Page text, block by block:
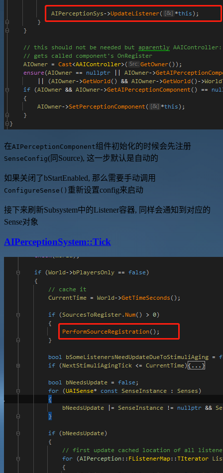
在AIPerceptionComponent组件初始化的时候会先注册
SenseConfig(同Source), 这一步默认是自动的
如果关闭了bStartEnabled, 那么需要手动调用
ConfigureSense() 重新设置config来启动
接下来刷新Subsystem中的Listener容器, 同样会通知到对应的
Sense对象
AIPerceptionSystem::Tick